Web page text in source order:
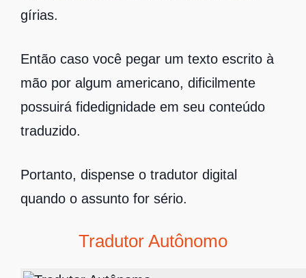
gírias.
Então caso você pegar um texto escrito à
mão por algum americano, dificilmente
possuirá fidedignidade em seu conteúdo
traduzido.
Portanto, dispense o tradutor digital
quando o assunto for sério.
Tradutor Autônomo